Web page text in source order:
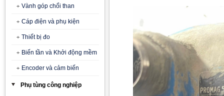
Vành góp chổi than
Cáp điện và phụ kiện
Thiết bị đo
Biến tần và Khởi động mềm
Encoder và cảm biến
Phụ tùng công nghiệp